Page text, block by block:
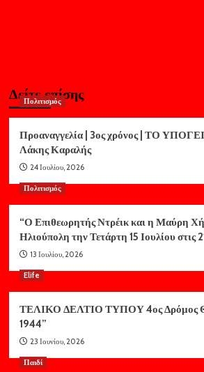
Δείτε επίσης
Πολιτισμός
Προαναγγελία | 3ος χρόνος | ΤΟ
Λάκης Καραλής
24 Ιουλίου, 2026
Πολιτισμός
“Ο Επιθεωρητής Ντρέικ και η Μαύρη
Ηλιούπολη την Τετάρτη 15 Ιουλίου στις
13 Ιουλίου, 2026
Elife
ΤΕΛΙΚΟ ΔΕΛΤΙΟ ΤΥΠΟΥ 4ος Δρόμος
1944”
23 Ιουνίου, 2026
Παιδί